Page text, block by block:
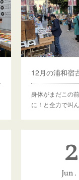
身体がまだこの
に！と全力で叫
Jun